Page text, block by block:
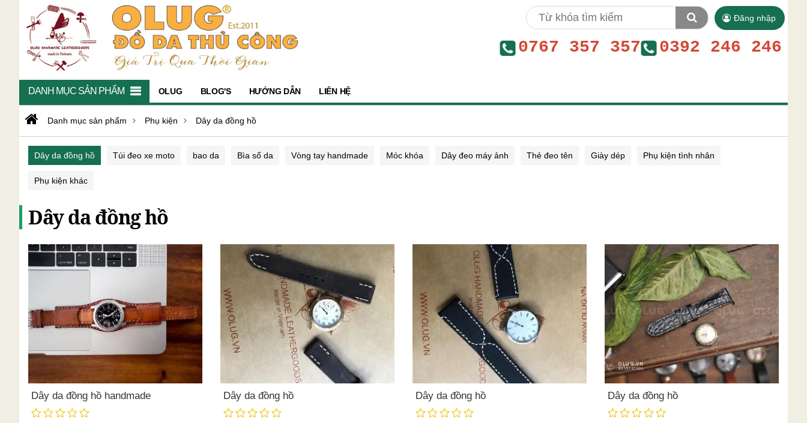
Đăng nhập
0767 357 357 0392 246 246
DANH MỤC SẢN PHẨM OLUG BLOG'S HƯỚNG DẪN LIÊN HỆ
Danh mục sản phẩm Phụ kiện Dây da đồng hồ
Dây da đồng hồ Túi đeo xe moto bao da Bìa sổ da Vòng tay handmade Móc khóa Dây đeo máy ảnh Thẻ đeo tên Giày dép Phụ kiện tình nhân
Phụ kiện khác
Dây da đồng hồ
Dây da đồng hồ handmade Dây da đồng hồ Dây da đồng hồ Dây da đồng hồ